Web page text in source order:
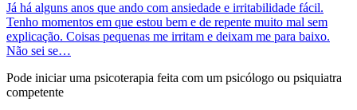
Já há alguns anos que ando com ansiedade e irritabilidade fácil.
Tenho momentos em que estou bem e de repente muito mal sem
explicação. Coisas pequenas me irritam e deixam me para baixo.
Não sei se…
Pode iniciar uma psicoterapia feita com um psicólogo ou psiquiatra
competente